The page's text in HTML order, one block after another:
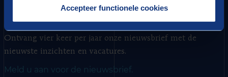
Accepteer functionele cookies
HET BESTE VAN BERENSCHOT
Ontvang vier keer per jaar onze nieuwsbrief met de
nieuwste inzichten en vacatures.
Meld u aan voor de nieuwsbrief.